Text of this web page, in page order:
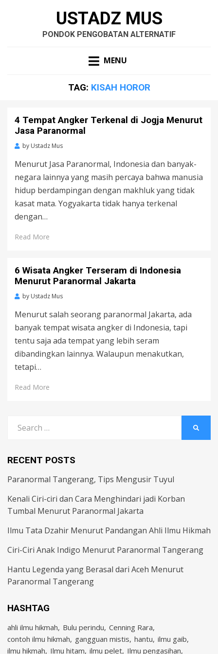
USTADZ MUS
PONDOK PENGOBATAN ALTERNATIF
MENU
TAG: KISAH HOROR
4 Tempat Angker Terkenal di Jogja Menurut
Jasa Paranormal
by Ustadz Mus
Menurut Jasa Paranormal, Indonesia dan banyak-
negara lainnya yang masih percaya bahwa manusia
hidup berdampingan dengan makhluk yang tidak
kasat mata. Yogyakarta tidak hanya terkenal
dengan…
Read More
6 Wisata Angker Terseram di Indonesia
Menurut Paranormal Jakarta
by Ustadz Mus
Menurut salah seorang paranormal Jakarta, ada
banyak tempat wisata angker di Indonesia, tapi
tentu saja ada tempat yang lebih seram
dibandingkan lainnya. Walaupun menakutkan,
tetapi…
Read More
for:
RECENT POSTS
Paranormal Tangerang, Tips Mengusir Tuyul
Kenali Ciri-ciri dan Cara Menghindari jadi Korban
Tumbal Menurut Paranormal Jakarta
Ilmu Tata Dzahir Menurut Pandangan Ahli Ilmu Hikmah
Ciri-Ciri Anak Indigo Menurut Paranormal Tangerang
Hantu Legenda yang Berasal dari Aceh Menurut
Paranormal Tangerang
HASHTAG
ahli ilmu hikmah Bulu perindu Cenning Rara
contoh ilmu hikmah gangguan mistis hantu ilmu gaib
ilmu hikmah Ilmu hitam ilmu pelet Ilmu pengasihan